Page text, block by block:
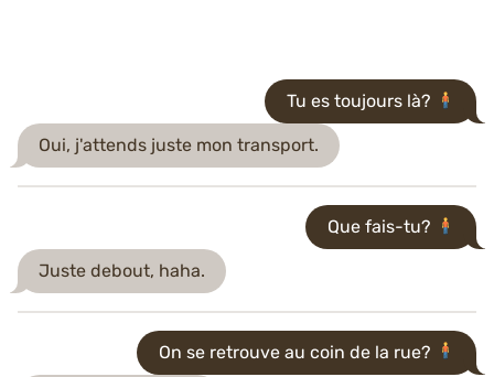
Tu es toujours là?
Oui, j'attends juste mon transport.
Que fais-tu?
Juste debout, haha.
On se retrouve au coin de la rue?